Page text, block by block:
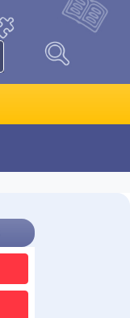
Facebook